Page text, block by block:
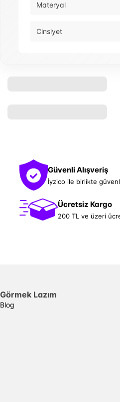
Materyal
Cinsiyet
Güvenli Alışveriş
İyzico ile birlikte
Ücretsiz Kargo
200 TL ve üzeri
Görmek Lazım
Blog